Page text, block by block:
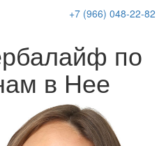
+7 (966) 048-22-82
по
в Нее